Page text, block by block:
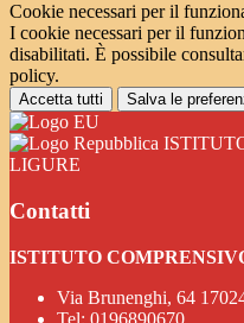
Cookie necessari per il
I cookie necessari per il
disabilitati. È possibile
policy.
Accetta tutti Salva le
LIGURE
Contatti
ISTITUTO
Via Brunenghi, 64
Tel: 0196890670